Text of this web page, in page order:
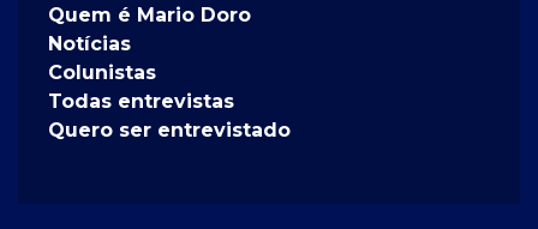
Quem é Mario Doro
Notícias
Colunistas
Todas entrevistas
Quero ser entrevistado